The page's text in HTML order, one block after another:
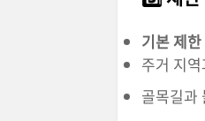
기본 제
주거 지
골목길과